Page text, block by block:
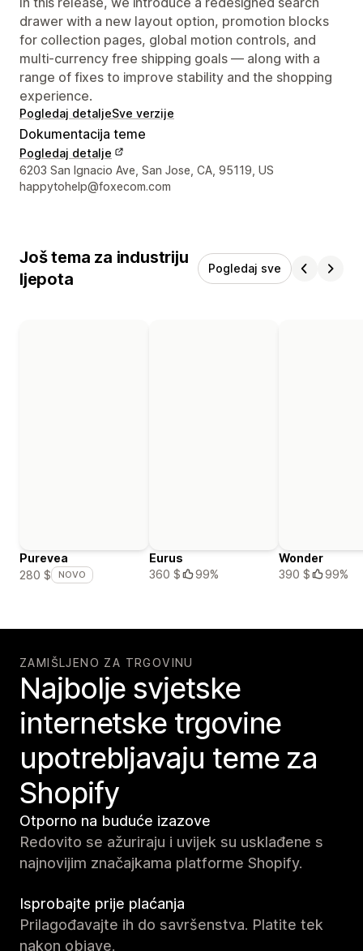
drawer with a new layout option, promotion blocks
for collection pages, global motion controls, and
multi-currency free shipping goals — along with a
range of fixes to improve stability and the shopping
experience.
Pogledaj detaljeSve verzije
Dokumentacija teme
Pogledaj detalje
Podaci za kontakt dizajnera
6203 San Ignacio Ave, San Jose, CA, 95119, US
happytohelp@foxecom.com
Još tema za industriju
ljepota
Pogledaj sve
Purevea
280 $
NOVO
Eurus
360 $
99%
Wonder
390 $
99%
ZAMIŠLJENO ZA TRGOVINU
Najbolje svjetske
internetske trgovine
upotrebljavaju teme za
Shopify
Otporno na buduće izazove
Redovito se ažuriraju i uvijek su usklađene s
najnovijim značajkama platforme Shopify.
Isprobajte prije plaćanja
Prilagođavajte ih do savršenstva. Platite tek
nakon objave.